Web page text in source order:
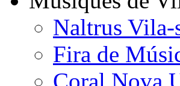
Naltrus Vila-
Fira de
Coral Nova